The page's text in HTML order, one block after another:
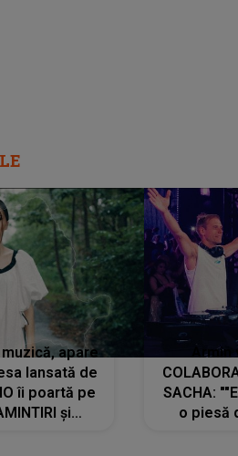
muzică, apare
lansată de
îi poartă pe
și
SACHA:
o piesă